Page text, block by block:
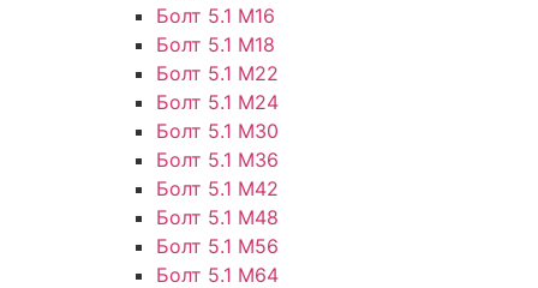
Болт 5.1 М16
Болт 5.1 М18
Болт 5.1 М22
Болт 5.1 М24
Болт 5.1 М30
Болт 5.1 М36
Болт 5.1 М42
Болт 5.1 М48
Болт 5.1 М56
Болт 5.1 М64